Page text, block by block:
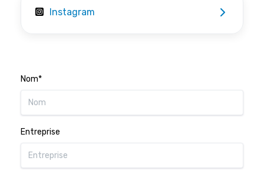
Instagram
Nom*
Entreprise